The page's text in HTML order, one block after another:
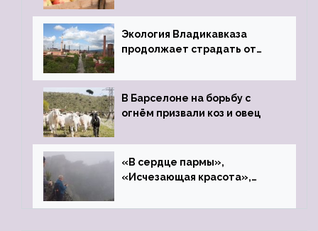
Экология Владикавказа
продолжает страдать от
В Барселоне на борьбу с
огнём призвали коз и овец
«В сердце пармы»,
«Исчезающая красота»,